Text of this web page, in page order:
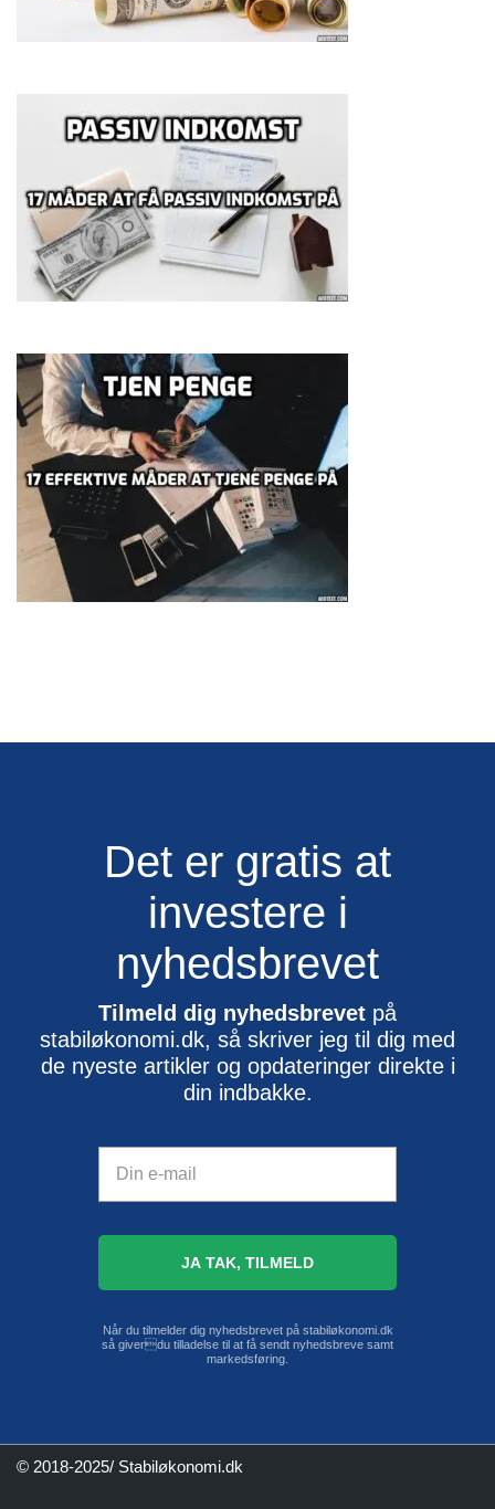
Det er gratis at
investere i
nyhedsbrevet
Tilmeld dig nyhedsbrevet på
stabiløkonomi.dk, så skriver jeg til dig med
de nyeste artikler og opdateringer direkte i
din indbakke.
Når du tilmelder dig nyhedsbrevet på stabiløkonomi.dk
så giverdu tilladelse til at få sendt nyhedsbreve samt
markedsføring.
© 2018-2025/ Stabiløkonomi.dk